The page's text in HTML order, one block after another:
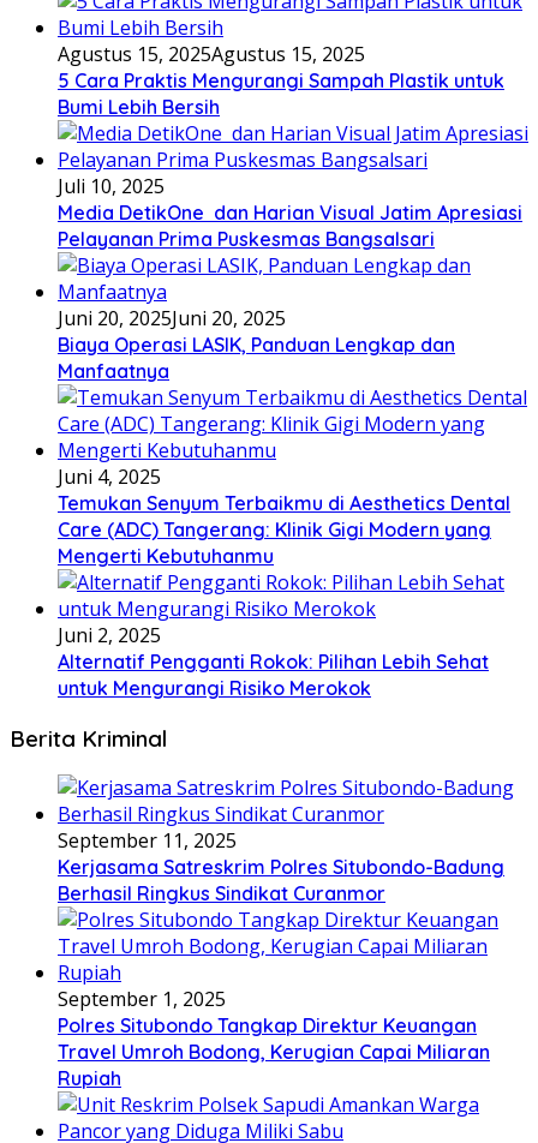
Agustus 15, 2025Agustus 15, 2025
5 Cara Praktis Mengurangi Sampah Plastik untuk
Bumi Lebih Bersih
Juli 10, 2025
Media DetikOne dan Harian Visual Jatim Apresiasi
Pelayanan Prima Puskesmas Bangsalsari
Juni 20, 2025Juni 20, 2025
Biaya Operasi LASIK, Panduan Lengkap dan
Manfaatnya
Juni 4, 2025
Temukan Senyum Terbaikmu di Aesthetics Dental
Care (ADC) Tangerang: Klinik Gigi Modern yang
Mengerti Kebutuhanmu
Juni 2, 2025
Alternatif Pengganti Rokok: Pilihan Lebih Sehat
untuk Mengurangi Risiko Merokok
Berita Kriminal
September 11, 2025
Kerjasama Satreskrim Polres Situbondo-Badung
Berhasil Ringkus Sindikat Curanmor
September 1, 2025
Polres Situbondo Tangkap Direktur Keuangan
Travel Umroh Bodong, Kerugian Capai Miliaran
Rupiah